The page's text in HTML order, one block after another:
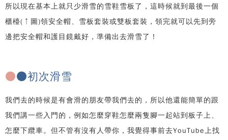
所以現在基本上就只少滑雪的雪鞋雪板了，這時候就到最後一個
櫃檯(↑圖)領安全帽、雪板套裝或雙板套裝，領完就可以先到旁
邊把安全帽和護目鏡戴好，準備出去滑雪了！
●●初次滑雪
我們去的時候是有會滑的朋友帶我們去的，所以他還能簡單的跟
我們講一些入門的，例如怎麼穿鞋怎麼兩隻腳一起站到板子上、
怎麼下纜車。但不管有沒有人帶你，我覺得事前去YouTube上找